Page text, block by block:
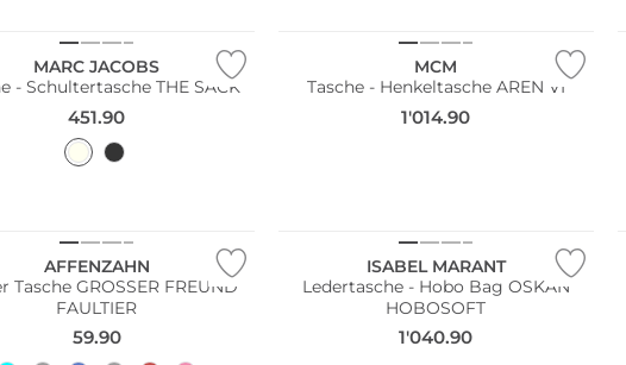
MARC JACOBS
- Schultertasche THE SACK
451.90
MCM
Tasche - Henkeltasche AREN VI
1'014.90
AFFENZAHN
Tasche GROSSER FREUND
FAULTIER
59.90
ISABEL MARANT
Ledertasche - Hobo Bag OSKAN
HOBOSOFT
1'040.90